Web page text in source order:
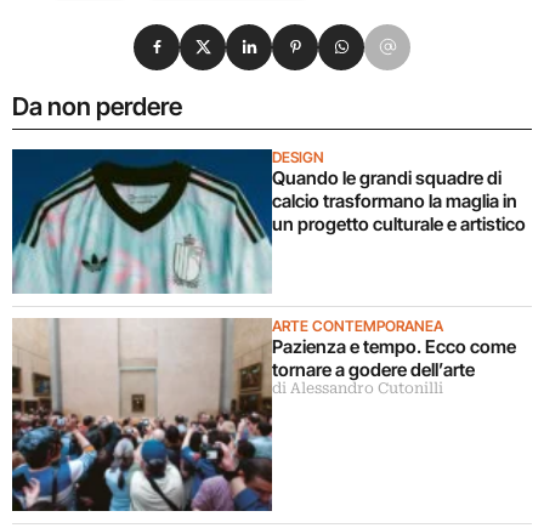
Da non perdere
DESIGN
Quando le grandi squadre di
calcio trasformano la maglia in
un progetto culturale e artistico
ARTE CONTEMPORANEA
Pazienza e tempo. Ecco come
tornare a godere dell’arte
di Alessandro Cutonilli
Condividi su Facebook
Condividi su X
Condividi su LinkedIn
Condividi su Pinterest
Condividi su WhatsApp
Condividi su Email